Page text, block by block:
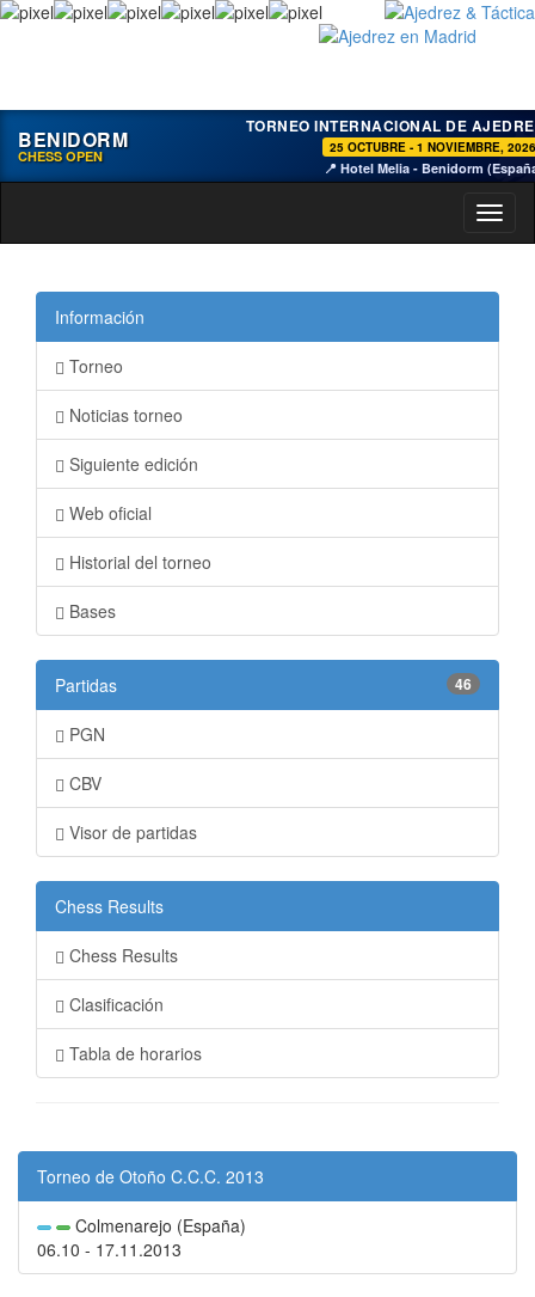
BENIDORM
CHESS OPEN
TORNEO INTERNACIONAL DE
25 OCTUBRE - 1 NOVIEMBRE, 2026
📍 Hotel Melia - Benidorm
Información
Torneo
Noticias torneo
Siguiente edición
Web oficial
Historial del torneo
Bases
Partidas 46
PGN
CBV
Visor de partidas
Chess Results
Chess Results
Clasificación
Tabla de horarios
Torneo de Otoño C.C.C. 2013
Colmenarejo (España)
06.10 - 17.11.2013